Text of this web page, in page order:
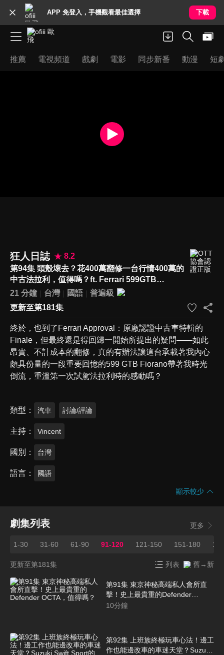
APP 免登入，手機觀看最佳選擇 下載
推薦 電視頻道 戲劇 電影 同步新番 動漫 短
狂人日誌
8.2
第94集 頭殼壞去？花400萬翻修一台行情400萬的
中古法拉利，值得嗎？ft. Ferrari 599GTB
Fiorano by Ferrari Premium l Car Guys Special
21 分鐘 台灣 國語
普遍級
更新至第181集
終於，也到了Ferrari Approval：原廠認證中古車特輯的
Finale，但最終還是得回歸一開始所提出的疑問——如此
昂貴、不計成本的翻修，真的有辦法讓這台承載著我內心
頗具份量的一段重要回憶的599 GTB Fiorano帶著我時光
倒流，重溫第一次試駕法拉利時的感動嗎？
類型 汽車 討論/評論
主持 Vincent
國別 台灣
語言 國語
顯示較少
劇集列表 更多
1-30 31-60 61-90 91-120 121-150 151-180 181
更新至第181集 列表 舊→新
第91集 東京神秘高端私人會所直
擊！史上最貴重的Defender
OCTA，值得嗎？
10分鐘
第92集 上班族終極玩車心法！邊工
作也能邊改車的車迷天堂？Suzuki